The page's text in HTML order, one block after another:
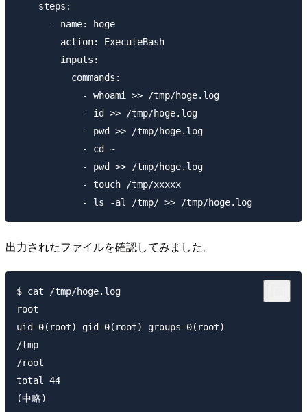
    steps:
      - name: hoge
        action: ExecuteBash
        inputs:
          commands:
            - whoami >> /tmp/hoge.log
            - id >> /tmp/hoge.log
            - pwd >> /tmp/hoge.log
            - cd ~
            - pwd >> /tmp/hoge.log
            - touch /tmp/xxxxx
出力されたファイルを確認してみました。
$ cat /tmp/hoge.log
root
uid=0(root) gid=0(root) groups=0(root)
/tmp
/root
total 44
(中略)